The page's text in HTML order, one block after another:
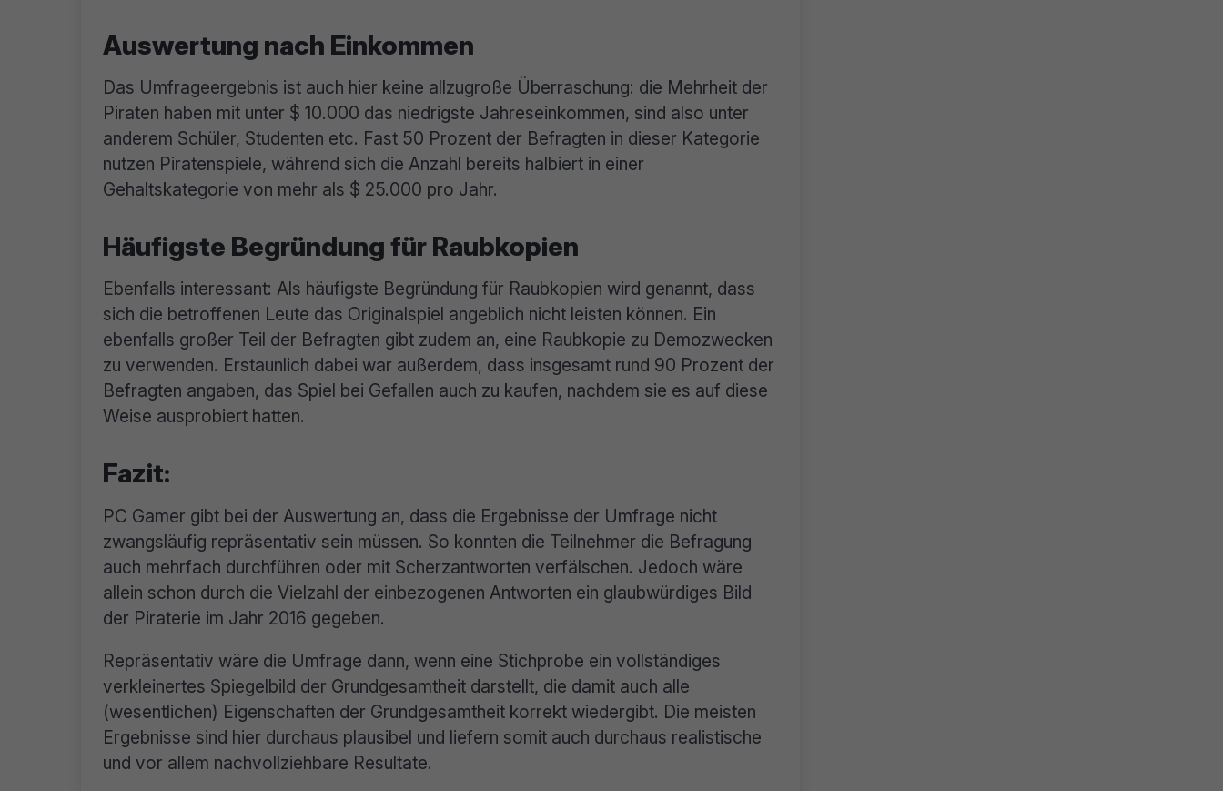
Auswertung nach Einkommen
Das Umfrageergebnis ist auch hier keine allzugroße Überraschung: die Mehrheit der
Piraten haben mit unter $ 10.000 das niedrigste Jahreseinkommen, sind also unter
anderem Schüler, Studenten etc. Fast 50 Prozent der Befragten in dieser Kategorie
nutzen Piratenspiele, während sich die Anzahl bereits halbiert in einer
Gehaltskategorie von mehr als $ 25.000 pro Jahr.
Häufigste Begründung für Raubkopien
Ebenfalls interessant: Als häufigste Begründung für Raubkopien wird genannt, dass
sich die betroffenen Leute das Originalspiel angeblich nicht leisten können. Ein
ebenfalls großer Teil der Befragten gibt zudem an, eine Raubkopie zu Demozwecken
zu verwenden. Erstaunlich dabei war außerdem, dass insgesamt rund 90 Prozent der
Befragten angaben, das Spiel bei Gefallen auch zu kaufen, nachdem sie es auf diese
Weise ausprobiert hatten.
Fazit:
PC Gamer gibt bei der Auswertung an, dass die Ergebnisse der Umfrage nicht
zwangsläufig repräsentativ sein müssen. So konnten die Teilnehmer die Befragung
auch mehrfach durchführen oder mit Scherzantworten verfälschen. Jedoch wäre
allein schon durch die Vielzahl der einbezogenen Antworten ein glaubwürdiges Bild
der Piraterie im Jahr 2016 gegeben.
Repräsentativ wäre die Umfrage dann, wenn eine Stichprobe ein vollständiges
verkleinertes Spiegelbild der Grundgesamtheit darstellt, die damit auch alle
(wesentlichen) Eigenschaften der Grundgesamtheit korrekt wiedergibt. Die meisten
Ergebnisse sind hier durchaus plausibel und liefern somit auch durchaus realistische
und vor allem nachvollziehbare Resultate.